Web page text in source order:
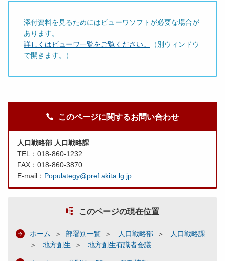
添付資料を見るためにはビューワソフトが必要な場合が
あります。
詳しくはビューワ一覧をご覧ください。
（別ウィンドウ
で開きます。）
このページに関するお問い合わせ
人口戦略部 人口戦略課
TEL：018-860-1232
FAX：018-860-3870
E-mail： Populategy@pref.akita.lg.jp
このページの現在位置
ホーム 部署別一覧 人口戦略部
人口戦略課
地方創生
地方創生有識者会議